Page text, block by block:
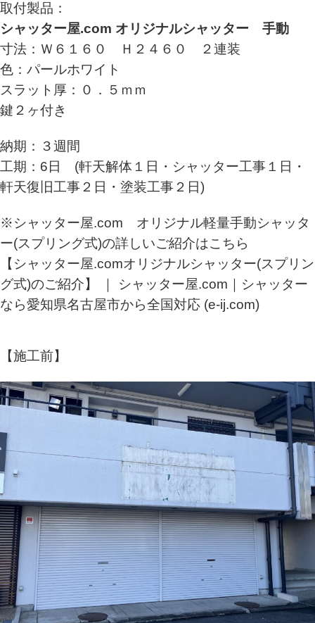
取付製品：
シャッター屋.com オリジナルシャッター 手動
寸法：Ｗ６１６０ Ｈ２４６０ ２連装
色：パールホワイト
スラット厚：０．５ｍｍ
鍵２ヶ付き
納期：３週間
工期：6日 (軒天解体１日・シャッター工事１日・
軒天復旧工事２日・塗装工事２日)
※シャッター屋.com オリジナル軽量手動シャッタ
ー(スプリング式)の詳しいご紹介はこちら
【シャッター屋.comオリジナルシャッター(スプリン
グ式)のご紹介】 ｜ シャッター屋.com｜シャッター
なら愛知県名古屋市から全国対応 (e-ij.com)
【施工前】